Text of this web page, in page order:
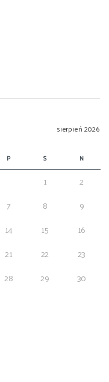
sierpień 2026
P S N
1
2
7 8
9
14 15
16
21 22
23
28 29
30